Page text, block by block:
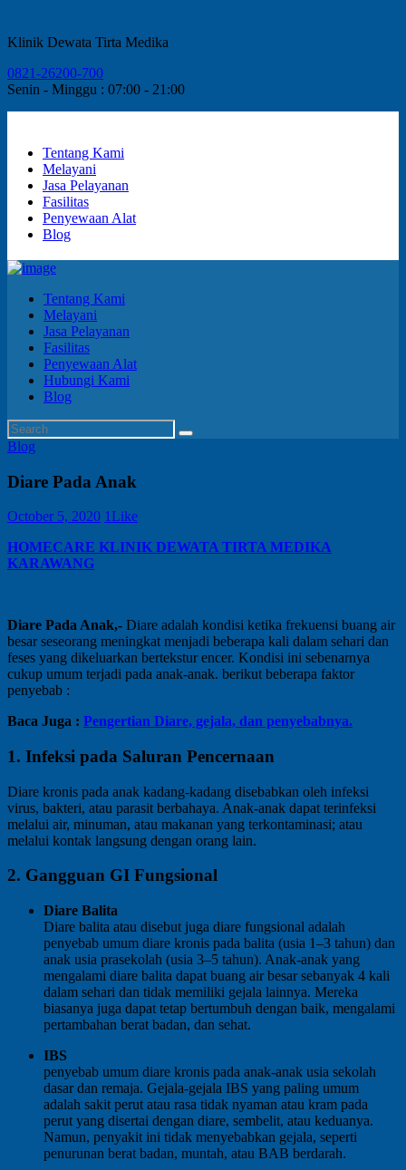
Klinik Dewata Tirta Medika
0821-26200-700
Senin - Minggu : 07:00 - 21:00
Tentang Kami
Melayani
Jasa Pelayanan
Fasilitas
Penyewaan Alat
Blog
Tentang Kami
Melayani
Jasa Pelayanan
Fasilitas
Penyewaan Alat
Hubungi Kami
Blog
Blog
Diare Pada Anak
October 5, 2020 1 Like
HOMECARE KLINIK DEWATA TIRTA MEDIKA
KARAWANG
Diare Pada Anak,- Diare adalah kondisi ketika frekuensi buang air
besar seseorang meningkat menjadi beberapa kali dalam sehari dan
feses yang dikeluarkan bertekstur encer. Kondisi ini sebenarnya
cukup umum terjadi pada anak-anak. berikut beberapa faktor
penyebab :
Baca Juga : Pengertian Diare, gejala, dan penyebabnya.
1. Infeksi pada Saluran Pencernaan
Diare kronis pada anak kadang-kadang disebabkan oleh infeksi
virus, bakteri, atau parasit berbahaya. Anak-anak dapat terinfeksi
melalui air, minuman, atau makanan yang terkontaminasi; atau
melalui kontak langsung dengan orang lain.
2. Gangguan GI Fungsional
Diare Balita
Diare balita atau disebut juga diare fungsional adalah
penyebab umum diare kronis pada balita (usia 1–3 tahun) dan
anak usia prasekolah (usia 3–5 tahun). Anak-anak yang
mengalami diare balita dapat buang air besar sebanyak 4 kali
dalam sehari dan tidak memiliki gejala lainnya. Mereka
biasanya juga dapat tetap bertumbuh dengan baik, mengalami
pertambahan berat badan, dan sehat.
IBS
penyebab umum diare kronis pada anak-anak usia sekolah
dasar dan remaja. Gejala-gejala IBS yang paling umum
adalah sakit perut atau rasa tidak nyaman atau kram pada
perut yang disertai dengan diare, sembelit, atau keduanya.
Namun, penyakit ini tidak menyebabkan gejala, seperti
penurunan berat badan, muntah, atau BAB berdarah.